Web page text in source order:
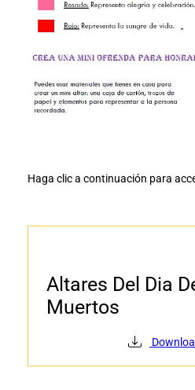
Haga clic a continuación para
Altares Del Dia
Muertos